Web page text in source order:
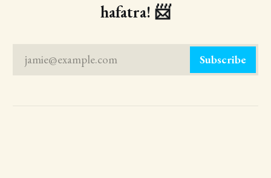
hafatra! 📨
jamie@example.com Subscribe